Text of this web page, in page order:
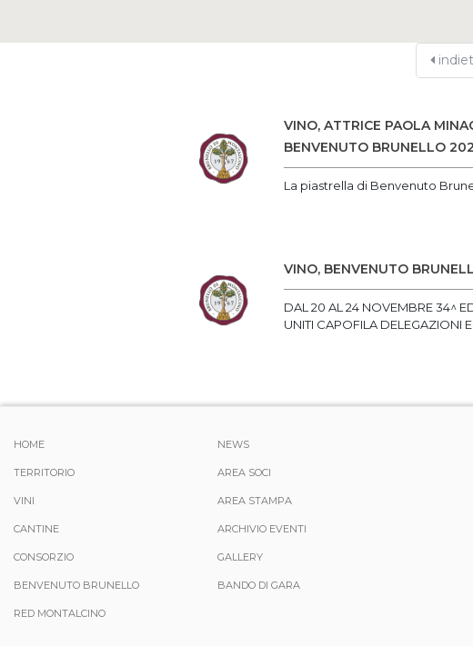
VINO, ATTRICE PAOLA
BENVENUTO BRUNELLO
La piastrella di Benvenuto
VINO, BENVENUTO
DAL 20 AL 24 NOVEMBRE 34^
UNITI CAPOFILA DELEGAZIONI
HOME
TERRITORIO
VINI
CANTINE
CONSORZIO
BENVENUTO BRUNELLO
RED MONTALCINO
NEWS
AREA SOCI
AREA STAMPA
ARCHIVIO EVENTI
GALLERY
BANDO DI GARA